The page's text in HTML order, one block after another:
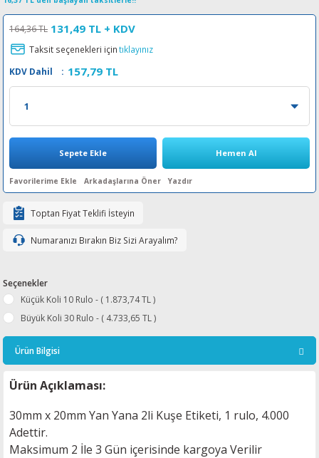
Ribon
CP
Pro
164,36 TL 131,49 TL + KDV
Taksit seçenekleri içintıklayınız
KDV Dahil
: 157,79 TL
Sepete Ekle Hemen Al
Arkadaşlarına Öner Yazdır
Toptan Fiyat Teklifi İsteyin
Numaranızı Bırakın Biz Sizi Arayalım?
Seçenekler
Küçük Koli 10 Rulo - ( 1.873,74 TL )
Büyük Koli 30 Rulo - ( 4.733,65 TL )
Ürün Bilgisi
Ürün Açıklaması:
30mm x 20mm Yan Yana 2li Kuşe Etiketi, 1 rulo, 4.000
Adettir.
Maksimum 2 İle 3 Gün içerisinde kargoya Verilir